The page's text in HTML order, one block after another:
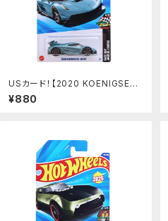
USカード！【2020 KOENIGSEG
G JESKO】MET.BULE
¥880